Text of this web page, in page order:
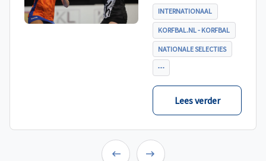
poule A, met Nieuw-
Zeeland, Hong Kong
China en India. De eerste
wedstrijd, tegen Nieuw-
Zeeland U21, werd zoals
verwacht met ruime
cijfers gewonnen.
INTERNATIONAAL
KORFBAL.NL - KORFBAL
NATIONALE SELECTIES
Lees verder